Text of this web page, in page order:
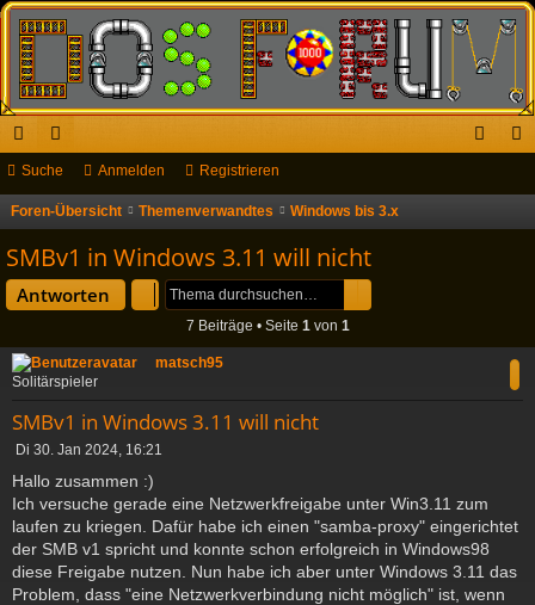
ch
ne
ug
or
en
Suche Anmelden Registrieren
Foren-Übersicht Themenverwandtes Windows bis 3.x
SMBv1 in Windows 3.11 will nicht
Antworten
7 Beiträge • Seite 1von 1
matsch95
Solitärspieler
SMBv1 in Windows 3.11 will nicht
B
i
t
r
a
g
Di 30. Jan 2024, 16:21
Hallo zusammen :)
Ich versuche gerade eine Netzwerkfreigabe unter Win3.11 zum
laufen zu kriegen. Dafür habe ich einen "samba-proxy" eingerichtet
der SMB v1 spricht und konnte schon erfolgreich in Windows98
diese Freigabe nutzen. Nun habe ich aber unter Windows 3.11 das
Problem, dass "eine Netzwerkverbindung nicht möglich" ist, wenn